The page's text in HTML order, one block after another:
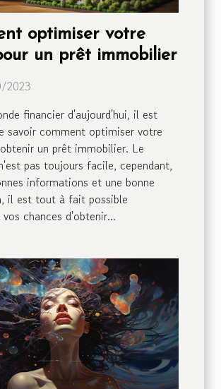
optimiser votre
un prêt immobilier
2023
financier d'aujourd'hui, il est
savoir comment optimiser votre
un prêt immobilier. Le
pas toujours facile, cependant,
informations et une bonne
il est tout à fait possible
chances d'obtenir...